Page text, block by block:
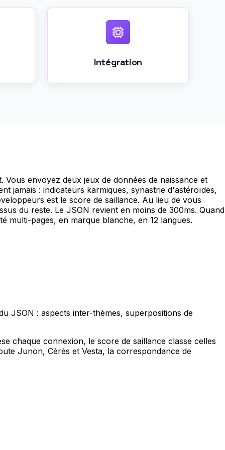
Intégration
envoyez deux jeux de données de naissance et
jamais : indicateurs karmiques, synastrie d'astéroïdes,
est le score de saillance. Au lieu de vous
du reste. Le JSON revient en moins de 300ms. Quand
multi-pages, en marque blanche, en 12 langues.
JSON : aspects inter-thèmes, superpositions de
chaque connexion, le score de saillance classe celles
Junon, Cérès et Vesta, la correspondance de